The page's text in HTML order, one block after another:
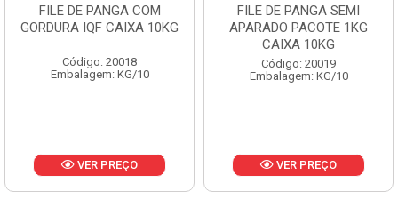
FILE DE PANGA SEMI
APARADO PACOTE 1KG
Código: 20019
Embalagem: KG/10
VER PREÇO
POLACA DESFIADA
PESCAMARES PCT5KG
CX10KG
Código: 20161
Embalagem: KG/10
VER PREÇO